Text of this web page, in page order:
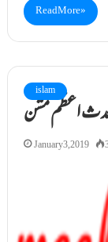
Read More »
islam
اعظم مشن
January 3, 2019